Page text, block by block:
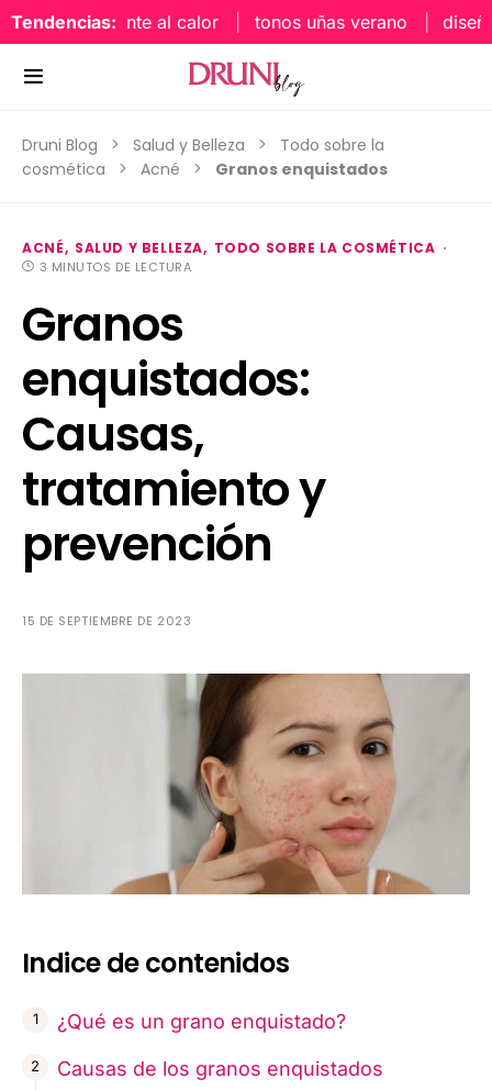
Tendencias:
resistente al calor tonos uñas verano diseños
Druni Blog Salud y Belleza
Todo sobre la
cosmética
Acné Granos enquistados
ACNÉ SALUD Y BELLEZA TODO SOBRE LA COSMÉTICA
3 MINUTOS DE LECTURA
Granos
enquistados:
Causas,
tratamiento y
prevención
15 DE SEPTIEMBRE DE 2023
Indice de contenidos
¿Qué es un grano enquistado?
Causas de los granos enquistados